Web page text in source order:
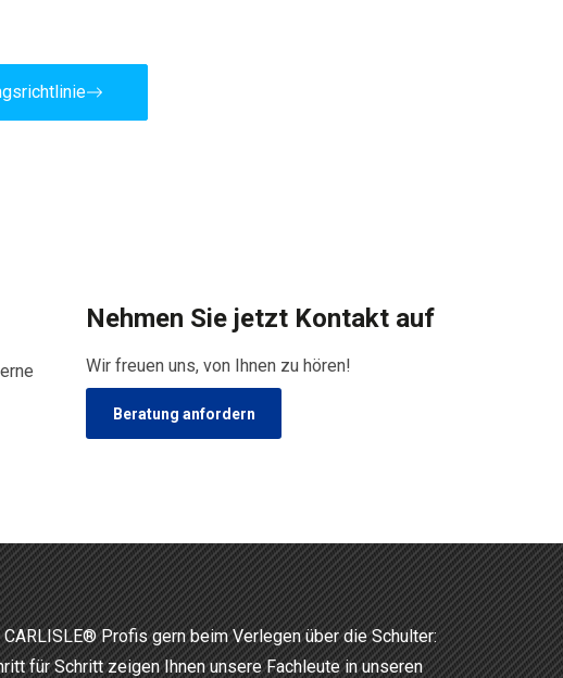
Nehmen Sie jetzt Kontakt auf
Wir freuen uns, von Ihnen zu hören!
Beratung anfordern
CARLISLE® Profis gern beim Verlegen über die Schulter:
für Schritt zeigen Ihnen unsere Fachleute in unseren